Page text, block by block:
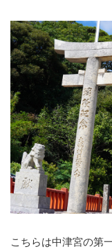
こちらは中津宮の第